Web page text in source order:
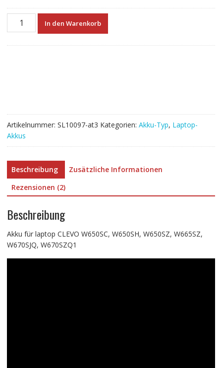
Neuer
W670SJQ,
W670SZQ1
Menge
In den Warenkorb
Artikelnummer: SL10097-at3 Kategorien: Akku-Typ, Laptop-
Akkus
Beschreibung
Zusätzliche Informationen
Rezensionen (2)
Beschreibung
Akku für laptop CLEVO W650SC, W650SH, W650SZ, W665SZ,
W670SJQ, W670SZQ1